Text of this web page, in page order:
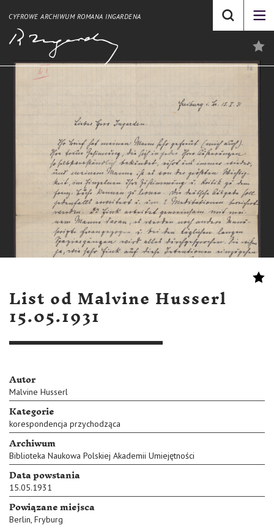
CYFROWE ARCHIWUM ROMANA INGARDENA
List od Malvine Husserl
15.05.1931
Autor
Malvine Husserl
Kategorie
korespondencja przychodząca
Archiwum
Biblioteka Naukowa Polskiej Akademii Umiejętności
Data powstania
15.05.1931
Powiązane miejsca
Berlin, Fryburg